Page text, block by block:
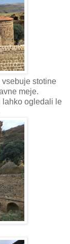
stotine
meje.
lahko ogledali le